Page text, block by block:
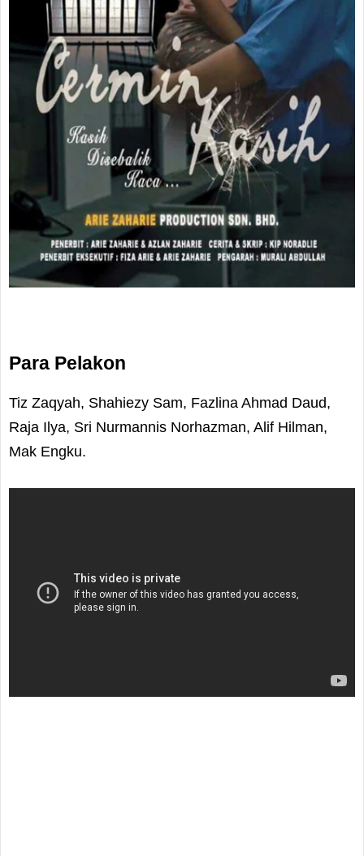
Para Pelakon
Tiz Zaqyah, Shahiezy Sam, Fazlina Ahmad Daud,
Raja Ilya, Sri Nurmannis Norhazman, Alif Hilman,
Mak Engku.